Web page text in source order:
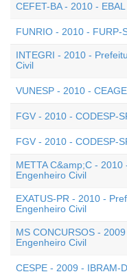
CEFET-BA - 2010 -
FUNRIO - 2010 - FURP-
INTEGRI - 2010 -
Civil
VUNESP - 2010 -
FGV - 2010 - CODESP-
FGV - 2010 - CODESP-
METTA C&amp;C -
Engenheiro Civil
EXATUS-PR - 2010 -
Engenheiro Civil
MS CONCURSOS -
Engenheiro Civil
CESPE - 2009 - IBRAM-